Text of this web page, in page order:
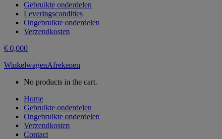
Gebruikte onderdelen
Leveringscondities
Ongebruikte onderdelen
Verzendkosten
€ 0,000
WinkelwagenAfrekenen
No products in the cart.
Home
Gebruikte onderdelen
Ongebruikte onderdelen
Verzendkosten
Contact